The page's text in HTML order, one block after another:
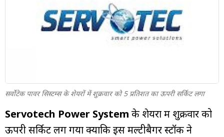
बिजनेस
वीडियो
सर्वोटेक पावर सिस्टम्स के शेयरों में शुक्रवार को 5 प्रतिशत का ऊपरी सर्किट लगा
Servotech Power System के शेयरों में शुक्रवार को
ऊपरी सर्किट लग गया क्योंकि इस मल्टीबैगर स्टॉक ने